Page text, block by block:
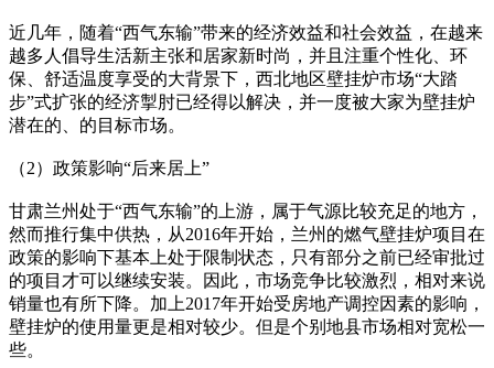
近几年，随着“西气东输”带来的经济效益和社会效益，在越来
越多人倡导生活新主张和居家新时尚，并且注重个性化、环
保、舒适温度享受的大背景下，西北地区壁挂炉市场“大踏
步”式扩张的经济掣肘已经得以解决，并一度被大家为壁挂炉
潜在的、的目标市场。
（2）政策影响“后来居上”
甘肃兰州处于“西气东输”的上游，属于气源比较充足的地方，
然而推行集中供热，从2016年开始，兰州的燃气壁挂炉项目在
政策的影响下基本上处于限制状态，只有部分之前已经审批过
的项目才可以继续安装。因此，市场竞争比较激烈，相对来说
销量也有所下降。加上2017年开始受房地产调控因素的影响，
壁挂炉的使用量更是相对较少。但是个别地县市场相对宽松一
些。